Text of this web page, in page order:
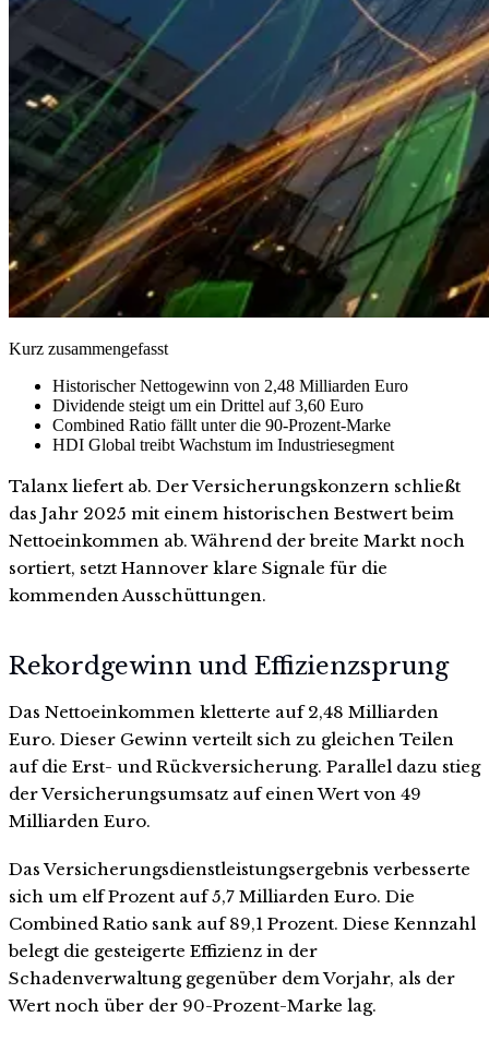
Kurz zusammengefasst
Historischer Nettogewinn von 2,48 Milliarden Euro
Dividende steigt um ein Drittel auf 3,60 Euro
Combined Ratio fällt unter die 90-Prozent-Marke
HDI Global treibt Wachstum im Industriesegment
Talanx liefert ab. Der Versicherungskonzern schließt
das Jahr 2025 mit einem historischen Bestwert beim
Nettoeinkommen ab. Während der breite Markt noch
sortiert, setzt Hannover klare Signale für die
kommenden Ausschüttungen.
Rekordgewinn und Effizienzsprung
Das Nettoeinkommen kletterte auf 2,48 Milliarden
Euro. Dieser Gewinn verteilt sich zu gleichen Teilen
auf die Erst- und Rückversicherung. Parallel dazu stieg
der Versicherungsumsatz auf einen Wert von 49
Milliarden Euro.
Das Versicherungsdienstleistungsergebnis verbesserte
sich um elf Prozent auf 5,7 Milliarden Euro. Die
Combined Ratio sank auf 89,1 Prozent. Diese Kennzahl
belegt die gesteigerte Effizienz in der
Schadenverwaltung gegenüber dem Vorjahr, als der
Wert noch über der 90-Prozent-Marke lag.